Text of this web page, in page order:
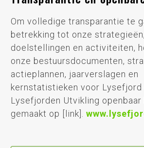
Om volledige transparantie te
betrekking tot onze
doelstellingen en activiteiten,
onze bestuursdocumenten,
actieplannen, jaarverslagen en
kernstatistieken voor Lysefjord
Lysefjorden Utvikling
gemaakt op [link].